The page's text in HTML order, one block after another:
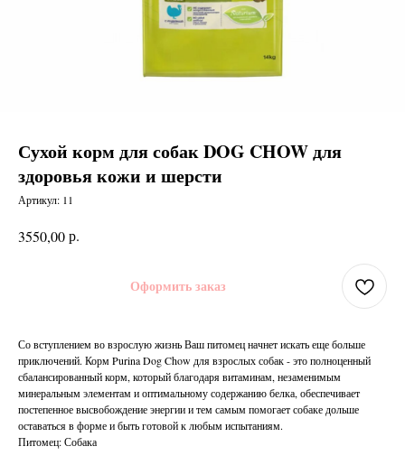
Сухой корм для собак DOG CHOW для
здоровья кожи и шерсти
Артикул: 11
3550,00р.
Оформить заказ
Со вступлением во взрослую жизнь Ваш питомец начнет искать еще больше
приключений. Корм Purina Dog Chow для взрослых собак - это полноценный
сбалансированный корм, который благодаря витаминам, незаменимым
минеральным элементам и оптимальному содержанию белка, обеспечивает
постепенное высвобождение энергии и тем самым помогает собаке дольше
оставаться в форме и быть готовой к любым испытаниям.
Питомец: Собака